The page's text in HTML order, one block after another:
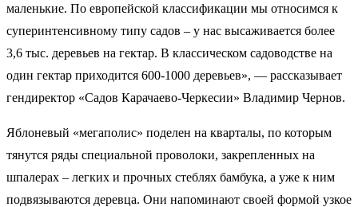
маленькие. По европейской классификации мы относимся к
суперинтенсивному типу садов – у нас высаживается более
3,6 тыс. деревьев на гектар. В классическом садоводстве на
один гектар приходится 600-1000 деревьев», — рассказывает
гендиректор «Садов Карачаево-Черкесии» Владимир Чернов.
Яблоневый «мегаполис» поделен на кварталы, по которым
тянутся ряды специальной проволоки, закрепленных на
шпалерах – легких и прочных стеблях бамбука, а уже к ним
подвязываются деревца. Они напоминают своей формой узкое